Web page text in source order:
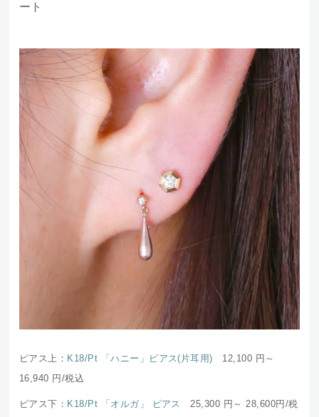
ート
ピアス上： K18/Pt 「ハニー」ピアス(片耳用)
12,100 円～
16,940 円/税込
ピアス下： K18/Pt 「オルガ」 ピアス 25,300 円～ 28,600円/税